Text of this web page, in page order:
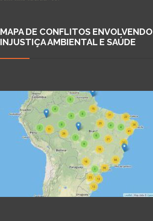
MAPA DE CONFLITOS ENVOLVENDO
INJUSTIÇA AMBIENTAL E SAÚDE